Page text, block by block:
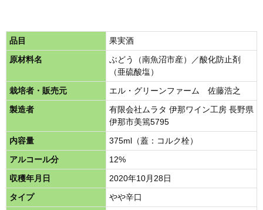
品目
果実酒
原材料名
ぶどう（南魚沼市産）／酸化防止剤
（亜硫酸塩）
栽培者・販売元
エル・グリーンファーム 佐藤浩之
製造者
有限会社ムラタ 伊那ワイン工房 長野県
伊那市美篶5795
内容量
375ml（蓋：コルク栓）
アルコール分
12%
収穫年月日
2020年10月28日
タイプ
やや辛口